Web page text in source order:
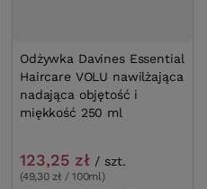
Odżywka Davines Essential
Haircare VOLU nawilżająca
nadająca objętość i
miękkość 250 ml
123,25 zł / szt.
(49,30 zł / 100ml)